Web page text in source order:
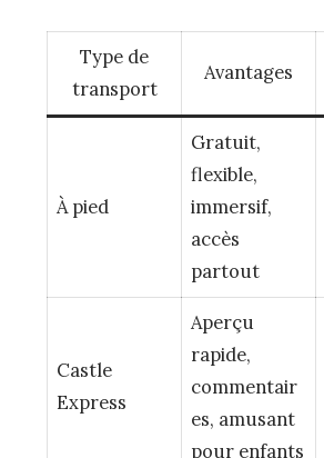
Type de
transport
Avantages
À pied
Gratuit,
flexible,
immersif,
accès
partout
Castle
Express
Aperçu
rapide,
commentair
es, amusant
pour enfants